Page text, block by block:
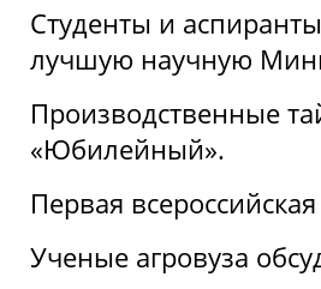
Студенты и
лучшую научную
Производственные
«Юбилейный».
Первая
Ученые агровуза